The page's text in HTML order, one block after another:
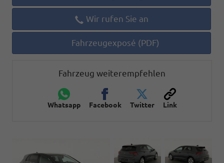
Wir rufen Sie an
Fahrzeugexposé (PDF)
Fahrzeug weiterempfehlen
Whatsapp Facebook Twitter Link